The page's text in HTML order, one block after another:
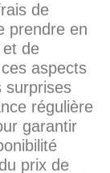
de
prendre en
de
aspects
surprises
régulière
garantir
prix de